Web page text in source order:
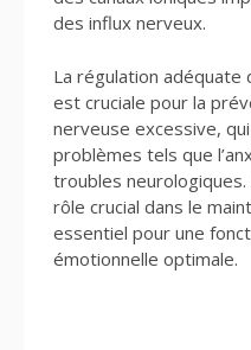
des influx nerveux.
La régulation adéquate
est cruciale pour la
nerveuse excessive,
problèmes tels que
troubles neurologiques.
rôle crucial dans le
essentiel pour une
émotionnelle optimale.